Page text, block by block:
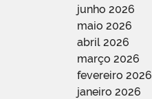
junho 2026
maio 2026
abril 2026
março 2026
fevereiro 2026
janeiro 2026